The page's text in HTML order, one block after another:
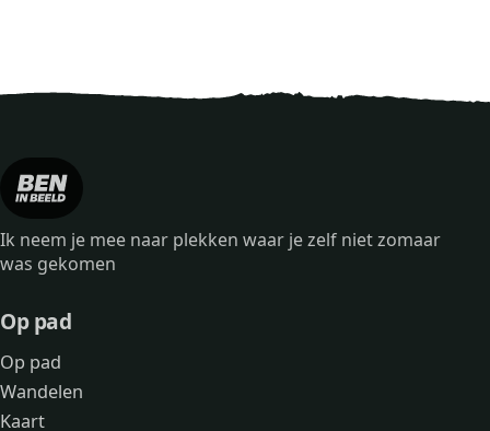
Ik neem je mee naar plekken waar je zelf niet zomaar
was gekomen
Op pad
Op pad
Wandelen
Kaart